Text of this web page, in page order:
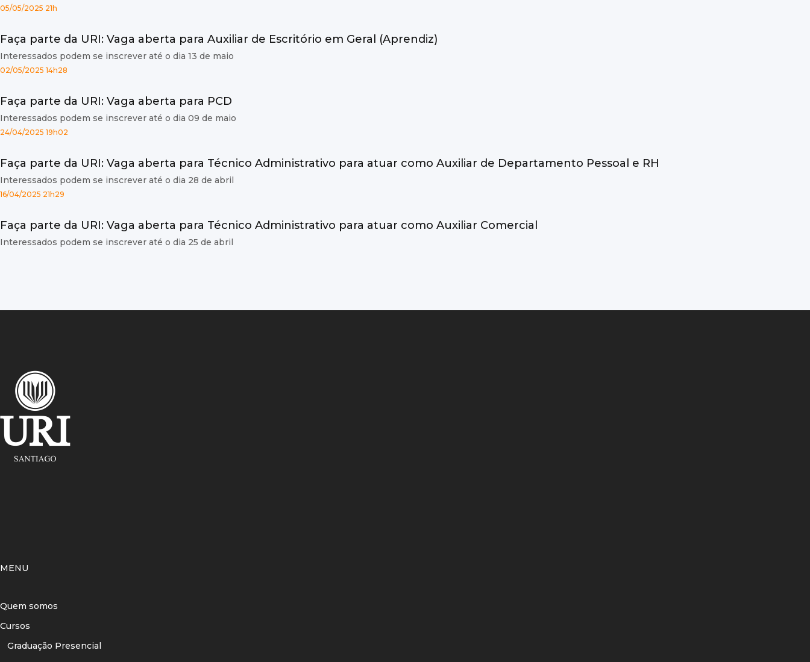
05/05/2025 21h
Faça parte da URI: Vaga aberta para Auxiliar de Escritório em Geral (Aprendiz)
Interessados podem se inscrever até o dia 13 de maio
02/05/2025 14h28
Faça parte da URI: Vaga aberta para PCD
Interessados podem se inscrever até o dia 09 de maio
24/04/2025 19h02
Faça parte da URI: Vaga aberta para Técnico Administrativo para atuar como Auxiliar de Departamento Pessoal e RH
Interessados podem se inscrever até o dia 28 de abril
16/04/2025 21h29
Faça parte da URI: Vaga aberta para Técnico Administrativo para atuar como Auxiliar Comercial
Interessados podem se inscrever até o dia 25 de abril
MENU
Quem somos
Cursos
Graduação Presencial